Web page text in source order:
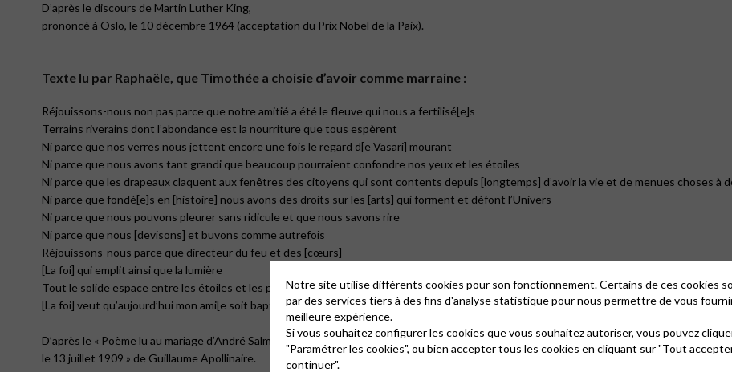
D’après le discours de Martin Luther King,
prononcé à Oslo, le 10 décembre 1964 (acceptation du Prix Nobel de la Paix).
Texte lu par Raphaële, que Timothée a choisie d’avoir comme marraine :
Réjouissons-nous non pas parce que notre amitié a été le fleuve qui nous a fertilisé[e]s
Terrains riverains dont l’abondance est la nourriture que tous espèrent
Ni parce que nos verres nous jettent encore une fois le regard d[e Vasari] mourant
Ni parce que nous avons tant grandi que beaucoup pourraient confondre nos yeux et les étoiles
Ni parce que les drapeaux claquent aux fenêtres des citoyens qui sont contents depuis [longtemps] d’avoir la vie et de menues choses à
Ni parce que fondé[e]s en [histoire] nous avons des droits sur les [arts] qui forment et défont l’Univers
Ni parce que nous pouvons pleurer sans ridicule et que nous savons rire
Ni parce que nous [devisons] et buvons comme autrefois
Réjouissons-nous parce que directeur du feu et des [cœurs]
[La foi] qui emplit ainsi que la lumière
Tout le solide espace entre les étoiles et les planètes
[La foi] veut qu’aujourd’hui mon ami[e soit baptisée].
D’après le « Poème lu au mariage d’André Salmon,
le 13 juillet 1909 » de Guillaume Apollinaire.
Notre site utilise différents cookies pour son fonctionnement. Certains de ces cookies
par des services tiers à des fins d'analyse statistique pour nous permettre de vous
meilleure expérience.
Si vous souhaitez configurer les cookies que vous souhaitez autoriser, vous pouvez
"Paramétrer les cookies", ou bien accepter tous les cookies en cliquant sur "Tout
continuer".